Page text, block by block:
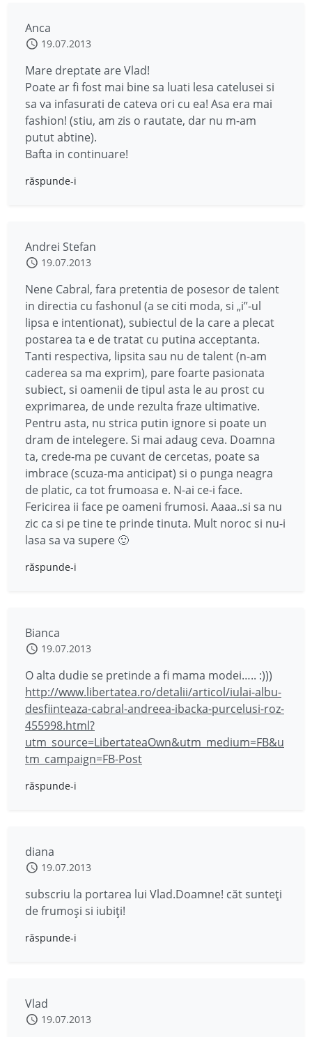
Anca
19.07.2013
Mare dreptate are Vlad!
Poate ar fi fost mai bine sa luati lesa catelusei si
sa va infasurati de cateva ori cu ea! Asa era mai
fashion! (stiu, am zis o rautate, dar nu m-am
putut abtine).
Bafta in continuare!
răspunde-i
Andrei Stefan
19.07.2013
Nene Cabral, fara pretentia de posesor de talent
in directia cu fashonul (a se citi moda, si „i”-ul
lipsa e intentionat), subiectul de la care a plecat
postarea ta e de tratat cu putina acceptanta.
Tanti respectiva, lipsita sau nu de talent (n-am
caderea sa ma exprim), pare foarte pasionata
subiect, si oamenii de tipul asta le au prost cu
exprimarea, de unde rezulta fraze ultimative.
Pentru asta, nu strica putin ignore si poate un
dram de intelegere. Si mai adaug ceva. Doamna
ta, crede-ma pe cuvant de cercetas, poate sa
imbrace (scuza-ma anticipat) si o punga neagra
de platic, ca tot frumoasa e. N-ai ce-i face.
Fericirea ii face pe oameni frumosi. Aaaa..si sa nu
zic ca si pe tine te prinde tinuta. Mult noroc si nu-i
lasa sa va supere 🙂
răspunde-i
Bianca
19.07.2013
O alta dudie se pretinde a fi mama modei….. :)))
http://www.libertatea.ro/detalii/articol/iulai-albu-
desfiinteaza-cabral-andreea-ibacka-purcelusi-roz-
455998.html?
utm_source=LibertateaOwn&utm_medium=FB&u
tm_campaign=FB-Post
răspunde-i
diana
19.07.2013
subscriu la portarea lui Vlad.Doamne! căt sunteţi
de frumoşi si iubiţi!
răspunde-i
Vlad
19.07.2013